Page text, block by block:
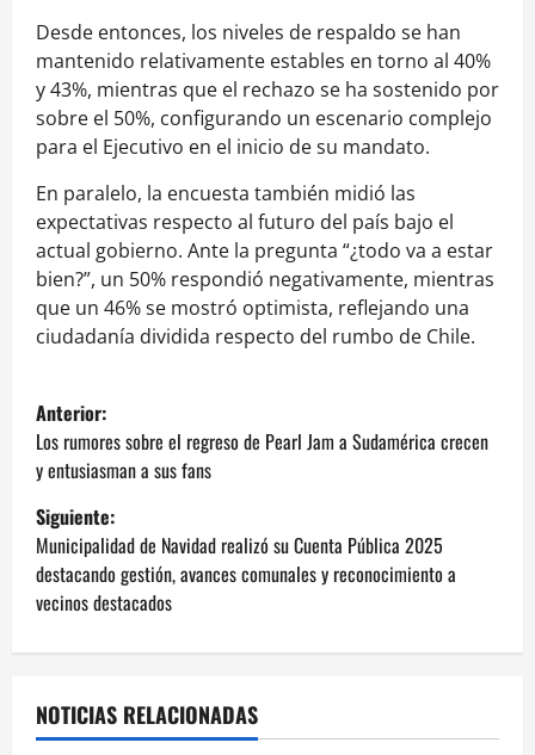
Desde entonces, los niveles de respaldo se han
mantenido relativamente estables en torno al 40%
y 43%, mientras que el rechazo se ha sostenido por
sobre el 50%, configurando un escenario complejo
para el Ejecutivo en el inicio de su mandato.
En paralelo, la encuesta también midió las
expectativas respecto al futuro del país bajo el
actual gobierno. Ante la pregunta “¿todo va a estar
bien?”, un 50% respondió negativamente, mientras
que un 46% se mostró optimista, reflejando una
ciudadanía dividida respecto del rumbo de Chile.
N
a
v
e
g
a
c
Anterior:
Los rumores sobre el regreso de Pearl Jam a Sudamérica crecen
y entusiasman a sus fans
Siguiente:
Municipalidad de Navidad realizó su Cuenta Pública 2025
destacando gestión, avances comunales y reconocimiento a
vecinos destacados
NOTICIAS RELACIONADAS